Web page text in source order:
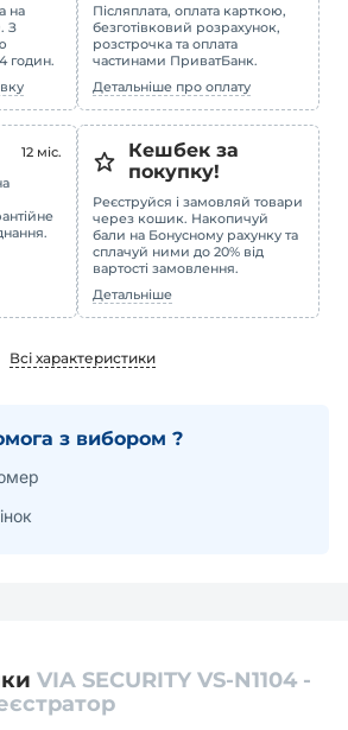
на
З
годин.
Післяплата, оплата карткою,
безготівковий розрахунок,
розстрочка та оплата
частинами ПриватБанк.
Детальніше про оплату
12 міс.
Кешбек за
покупку!
Реєструйся і замовляй товари
через кошик. Накопичуй
бали на Бонусному рахунку та
сплачуй ними до 20% від
вартості замовлення.
Детальніше
Всі характеристики
з вибором ?
VIA SECURITY VS-N1104 -